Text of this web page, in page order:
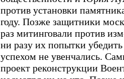
против установки
году. Позже защитники
раз митинговали против
ни разу их попытки убедить
успехом не увенчались.
проект реконструкции